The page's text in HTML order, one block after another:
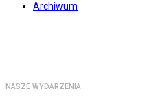
Archiwum
NASZE WYDARZENIA